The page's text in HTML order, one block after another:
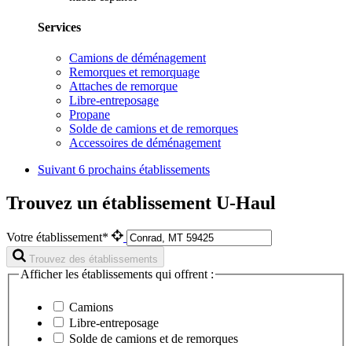
Services
Camions de déménagement
Remorques et remorquage
Attaches de remorque
Libre-entreposage
Propane
Solde de camions et de remorques
Accessoires de déménagement
Suivant 6 prochains établissements
Trouvez un établissement U-Haul
Votre établissement*
Trouvez des établissements
Afficher les établissements qui offrent :
Camions
Libre-entreposage
Solde de camions et de remorques